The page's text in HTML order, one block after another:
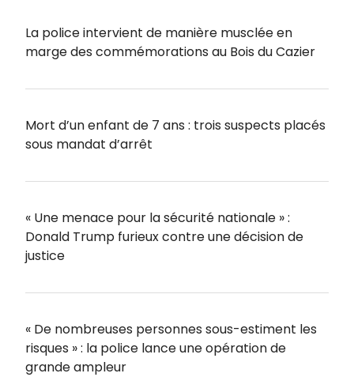
La police intervient de manière musclée en
marge des commémorations au Bois du Cazier
Mort d’un enfant de 7 ans : trois suspects placés
sous mandat d’arrêt
« Une menace pour la sécurité nationale » :
Donald Trump furieux contre une décision de
justice
« De nombreuses personnes sous-estiment les
risques » : la police lance une opération de
grande ampleur